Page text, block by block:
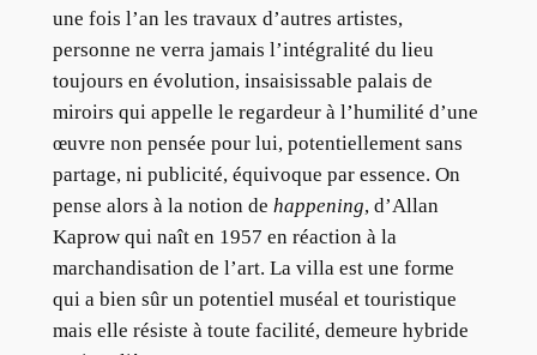
une fois l’an les travaux d’autres artistes,
personne ne verra jamais l’intégralité du lieu
toujours en évolution, insaisissable palais de
miroirs qui appelle le regardeur à l’humilité d’une
œuvre non pensée pour lui, potentiellement sans
partage, ni publicité, équivoque par essence. On
pense alors à la notion de happening, d’Allan
Kaprow qui naît en 1957 en réaction à la
marchandisation de l’art. La villa est une forme
qui a bien sûr un potentiel muséal et touristique
mais elle résiste à toute facilité, demeure hybride